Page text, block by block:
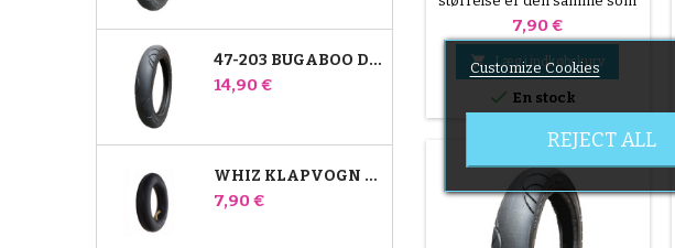
47-203 BUGABOO DONKEY KLAPVOGNSKOMPATIBELT DÆK - TIL BAGHJULET
Pris
14,90 €
WHIZ KLAPVOGN BAGERSTE INDRE RØR RED CASTLE
Pris
7,90 €
12x1,125-2,25
Pris
7,90 €
 Læg i indkøbskurv
 En stock
Customize Cookies
REJECT ALL